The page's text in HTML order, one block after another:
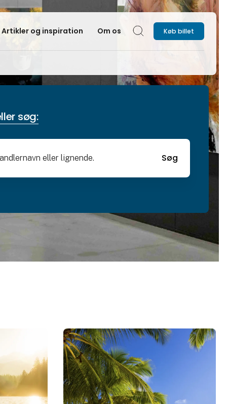
Artikler og inspiration Om os Søg Køb billet
søg:
Søg